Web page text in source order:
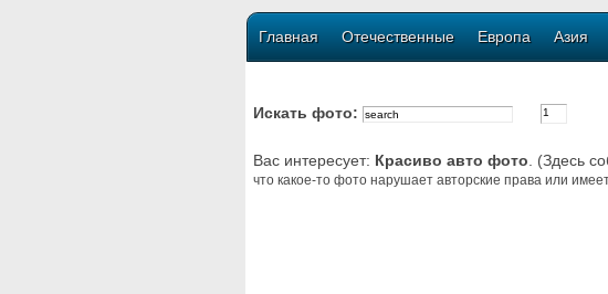
Главная Отечественные Европа Азия
Искать фото:
Вас интересует: Красиво авто фото . (Здесь
что какое-то фото нарушает авторские права или